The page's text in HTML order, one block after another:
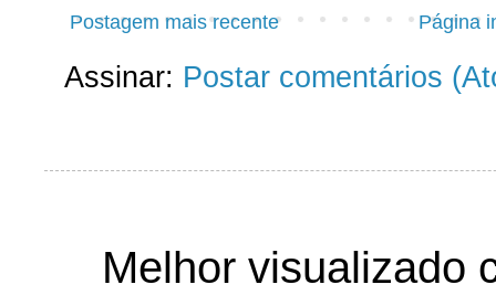
Postagem mais recente Página
Assinar: Postar comentários
Melhor visualizado